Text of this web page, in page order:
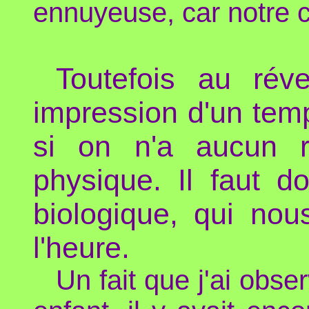
ennuyeuse, car notre
Toutefois au
impression d'un
si on n'a aucun
physique. Il faut
biologique, qui
l'heure.
Un fait que j'ai